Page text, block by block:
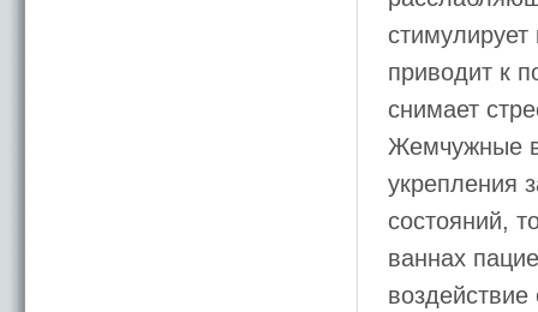
приводит к
снимает
Жемчужные
укрепления
состояний,
ваннах